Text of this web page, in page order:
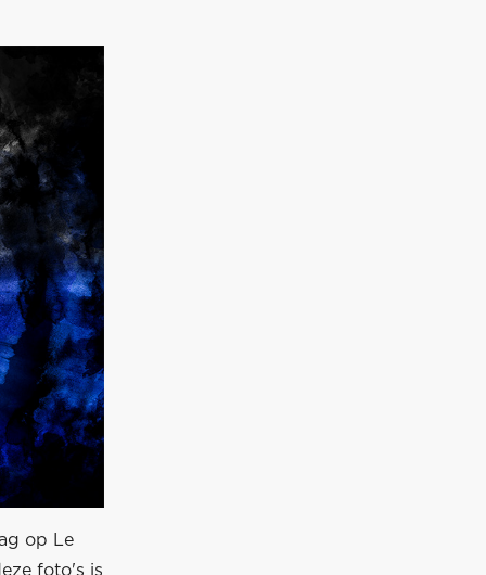
op Le
foto's is